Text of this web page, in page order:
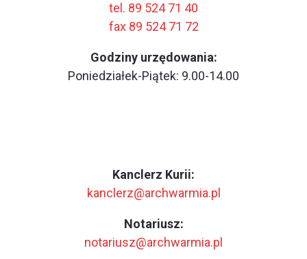
tel. 89 524 71 40
fax 89 524 71 72
Godziny urzędowania:
Poniedziałek-Piątek: 9.00-14.00
Kanclerz Kurii:
kanclerz@archwarmia.pl
Notariusz:
notariusz@archwarmia.pl